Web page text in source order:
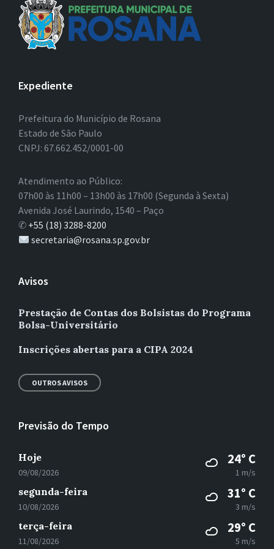
Expediente
Prefeitura do Município de Rosana
Estado de São Paulo
CNPJ: 67.662.452/0001-00
Atendimento ao Público:
07h00 às 11h00 – 13h00 às 17h00 (Segunda à Sexta)
Avenida José Laurindo, 1540 – Paço
✆ +55 (18) 3288-8200
secretaria@rosana.sp.gov.br
Avisos
Prestação de Contas dos Bolsistas do Programa
Bolsa-Universitário
Inscrições abertas para a CIPA 2024
OUTROS AVISOS
Previsão do Tempo
Hoje
09/08/2026
24° C
1 m/s
segunda-feira
10/08/2026
31° C
3 m/s
terça-feira
11/08/2026
29° C
5 m/s